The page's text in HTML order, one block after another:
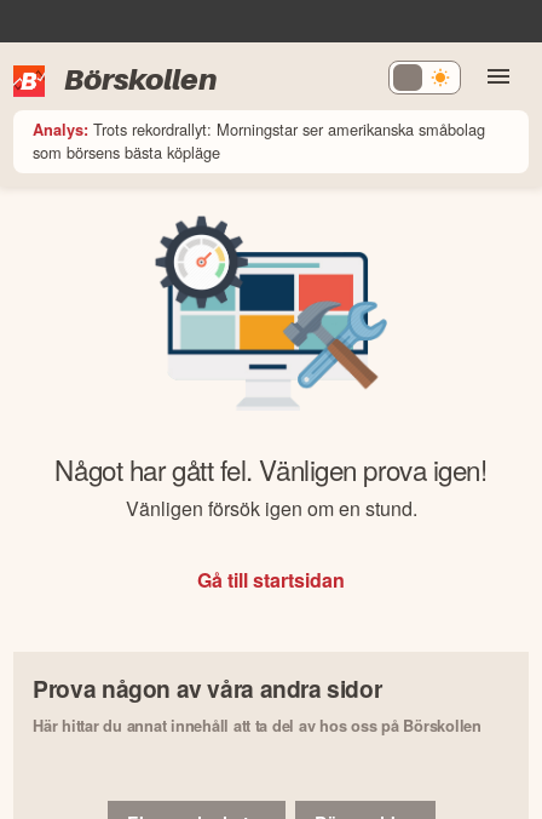
Börskollen
Analys: Trots rekordrallyt: Morningstar ser amerikanska småbolag
som börsens bästa köpläge
Något har gått fel. Vänligen prova igen!
Vänligen försök igen om en stund.
Gå till startsidan
Prova någon av våra andra sidor
Här hittar du annat innehåll att ta del av hos oss på Börskollen